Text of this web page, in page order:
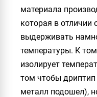
материала
которая в отличии
выдерживать
температуры. К
изолирует
том чтобы
металл подошел),